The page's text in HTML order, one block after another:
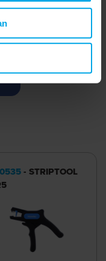
- STRIPTOOL